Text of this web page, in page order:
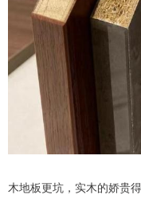
木地板更坑，实木的娇贵